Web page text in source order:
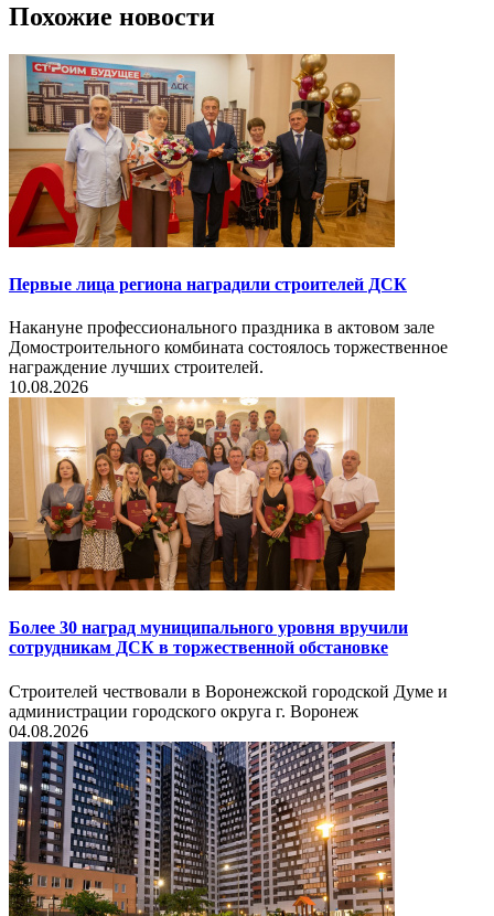
Похожие новости
Первые лица региона наградили строителей ДСК
Накануне профессионального праздника в актовом зале
Домостроительного комбината состоялось торжественное
награждение лучших строителей.
10.08.2026
Более 30 наград муниципального уровня вручили
сотрудникам ДСК в торжественной обстановке
Строителей чествовали в Воронежской городской Думе и
администрации городского округа г. Воронеж
04.08.2026